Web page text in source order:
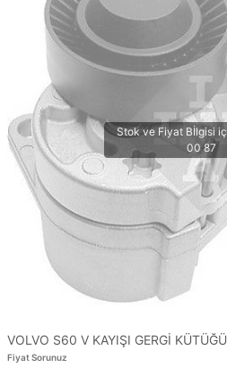
VOLVO S60 V KAYIŞI GERGİ KÜTÜĞÜ
Fiyat Sorunuz